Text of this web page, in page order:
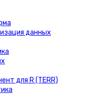
данных
для R (TERR)